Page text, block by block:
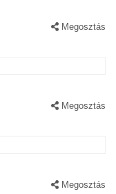
Megosztás
Megosztás
Megosztás